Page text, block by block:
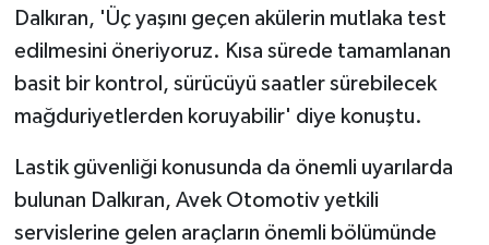
Dalkıran, 'Üç yaşını geçen akülerin mutlaka test
edilmesini öneriyoruz. Kısa sürede tamamlanan
basit bir kontrol, sürücüyü saatler sürebilecek
mağduriyetlerden koruyabilir' diye konuştu.
Lastik güvenliği konusunda da önemli uyarılarda
bulunan Dalkıran, Avek Otomotiv yetkili
servislerine gelen araçların önemli bölümünde